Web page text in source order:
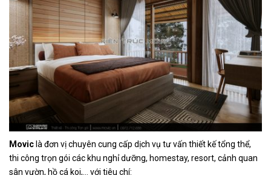
Movic là đơn vị chuyên cung cấp dịch vụ tư vấn thiết kế tổng thể,
thi công trọn gói các khu nghỉ dưỡng, homestay, resort, cảnh quan
sân vườn, hồ cá koi,… với tiêu chí: